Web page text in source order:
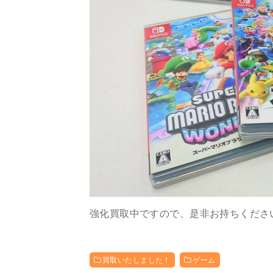
強化買取中ですので、是非お持ちくださ
買取いたしました！ ゲーム